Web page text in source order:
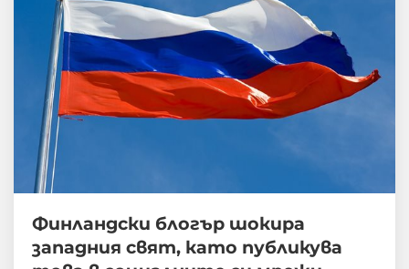
Финландски блогър шокира
западния свят, като публикува